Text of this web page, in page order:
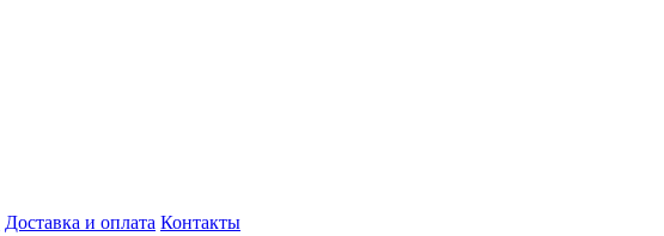
Доставка и оплата Контакты